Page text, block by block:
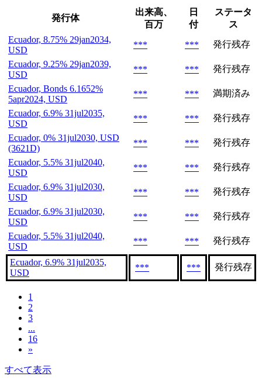
発行体
出来高、
百万
日
付
ステータ
ス
Ecuador, 8.75% 29jan2034,
USD
*** ***
発行残存
Ecuador, 9.25% 29jan2039,
USD
*** ***
発行残存
Ecuador, Bonds 6.1652%
5apr2024, USD
*** ***
満期済み
Ecuador, 6.9% 31jul2035,
USD
*** ***
発行残存
Ecuador, 0% 31jul2030, USD
(3621D)
*** ***
発行残存
Ecuador, 5.5% 31jul2040,
USD
*** ***
発行残存
Ecuador, 6.9% 31jul2030,
USD
*** ***
発行残存
Ecuador, 6.9% 31jul2030,
USD
*** ***
発行残存
Ecuador, 5.5% 31jul2040,
USD
*** *** 発行残存
Ecuador, 6.9% 31jul2035,
USD
*** *** 発行残存
1
2
3
...
16
»
すべて表示